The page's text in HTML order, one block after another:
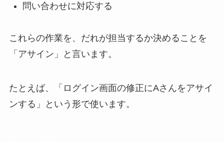
問い合わせに対応する
これらの作業を、だれが担当するか決めることを
「アサイン」と言います。
たとえば、「ログイン画面の修正にAさんをアサイ
ンする」という形で使います。